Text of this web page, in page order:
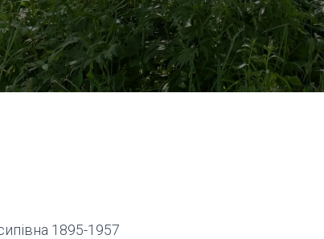
1895-1957